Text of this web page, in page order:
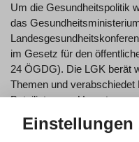
Um die Gesundheitspolitik
das
im Gesetz für den
24 ÖGDG). Die LGK berät
Themen und
Beteiligten zur Umsetzung
Projekten verständigen.
Einstellungen